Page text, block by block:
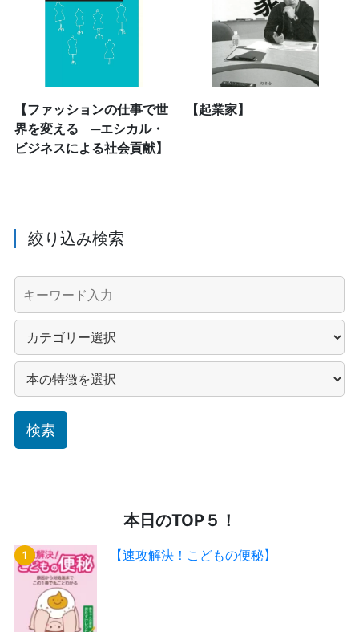
【ファッションの仕事で世
界を変える ─エシカル・
ビジネスによる社会貢献】
【起業家】
絞り込み検索
本日のTOP５！
【速攻解決！こどもの便秘】